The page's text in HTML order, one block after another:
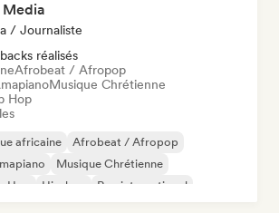
/ Journaliste
réalisés
Afrobeat / Afropop
Musique Chrétienne
Hop
africaine
Afrobeat / Afropop
Musique Chrétienne
Hop
Hip-hop Rap international